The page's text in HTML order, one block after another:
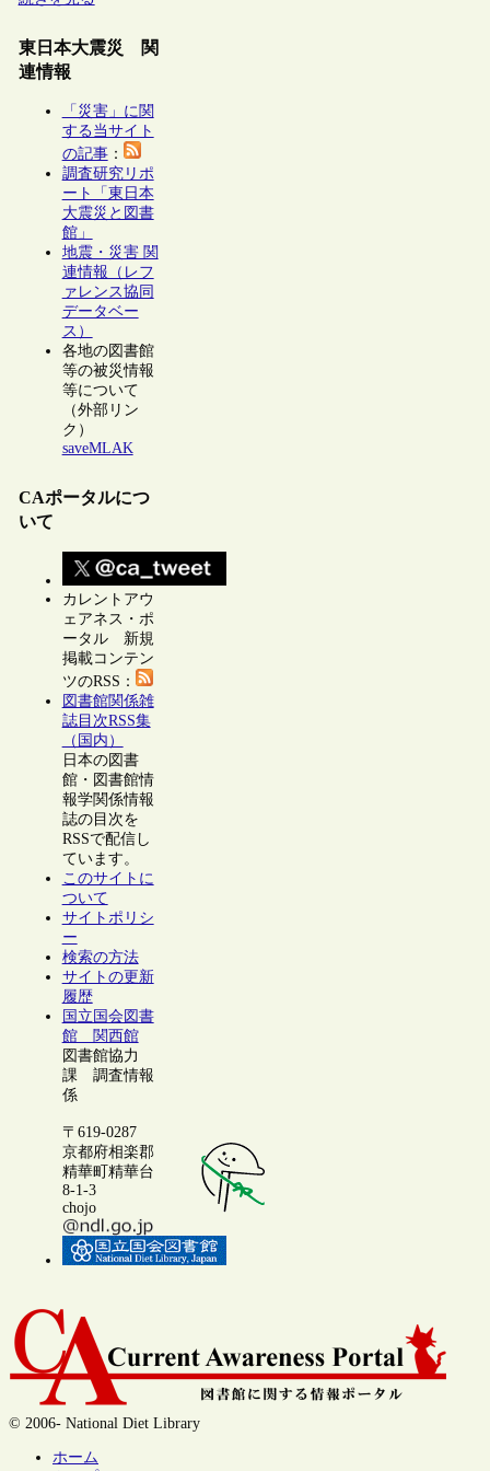
東日本大震災 関
連情報
「災害」に関
する当サイト
の記事：
調査研究リポ
ート「東日本
大震災と図書
館」
地震・災害 関
連情報（レフ
ァレンス協同
データベー
ス）
各地の図書館
等の被災情報
等について
（外部リン
ク）
saveMLAK
CAポータルにつ
いて
カレントアウ
ェアネス・ポ
ータル 新規
掲載コンテン
ツのRSS：
図書館関係雑
誌目次RSS集
（国内）
日本の図書
館・図書館情
報学関係情報
誌の目次を
RSSで配信し
ています。
このサイトに
ついて
サイトポリシ
ー
検索の方法
サイトの更新
履歴
国立国会図書
館 関西館
図書館協力
課 調査情報
係
〒619-0287
京都府相楽郡
精華町精華台
8-1-3
chojo
© 2006- National Diet Library
ホーム